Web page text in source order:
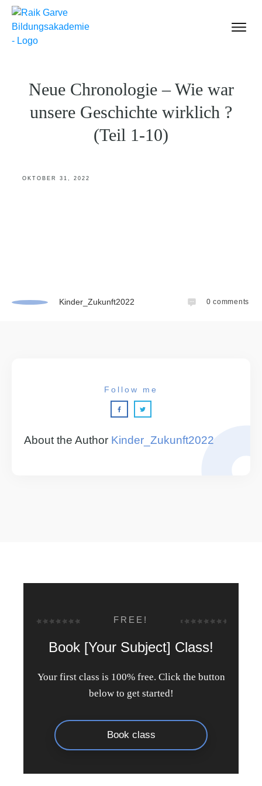
Neue Chronologie – Wie war
unsere Geschichte wirklich ?
(Teil 1-10)
OKTOBER 31, 2022
Kinder_Zukunft2022 0 comments
About the Author Kinder_Zukunft2022
Follow me
FREE!
Book [Your Subject] Class!
Your first class is 100% free. Click the button
below to get started!
Book class